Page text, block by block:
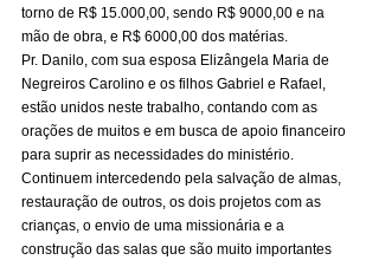
torno de R$ 15.000,00, sendo R$ 9000,00 e na
mão de obra, e R$ 6000,00 dos matérias.
Pr. Danilo, com sua esposa Elizângela Maria de
Negreiros Carolino e os filhos Gabriel e Rafael,
estão unidos neste trabalho, contando com as
orações de muitos e em busca de apoio financeiro
para suprir as necessidades do ministério.
Continuem intercedendo pela salvação de almas,
restauração de outros, os dois projetos com as
crianças, o envio de uma missionária e a
construção das salas que são muito importantes